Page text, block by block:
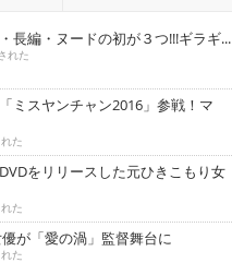
編・ヌードの初が３つ!!!ギラギ...
れた
ミスヤンチャン2016」参戦！マ
た
をリリースした元ひきこもり女
た
が「愛の渦」監督舞台に
た